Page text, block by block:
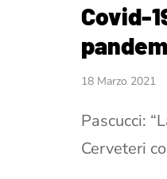
Covid-
18 Marzo 2021
Pascucci:
Cerveteri